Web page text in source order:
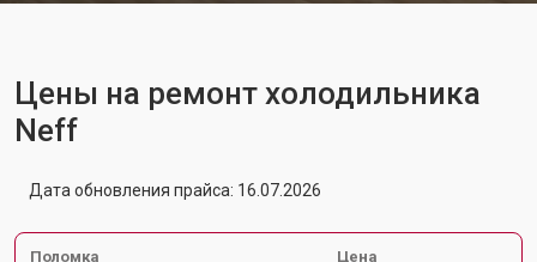
Цены на ремонт холодильника
Neff
Дата обновления прайса: 16.07.2026
Поломка Цена